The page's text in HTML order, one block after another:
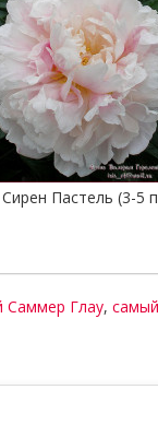
Пастель (3-5
Саммер Глау,